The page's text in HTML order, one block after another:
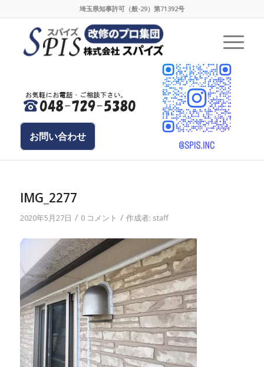
埼玉県知事許可（般-29）第71392号
お問い合わせ
IMG_2277
2020年5月27日 / 0 コメント / 作成者: staff